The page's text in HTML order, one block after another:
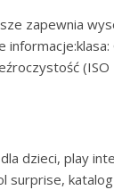
zapewnia
dzieci, play
surprise,